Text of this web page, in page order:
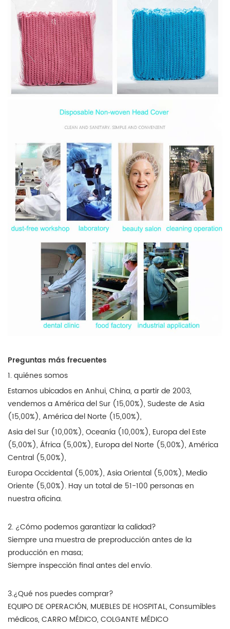
Preguntas más frecuentes
1. quiénes somos
Estamos ubicados en Anhui, China, a partir de 2003,
vendemos a América del Sur (15,00%), Sudeste de Asia
(15,00%), América del Norte (15,00%),
Asia del Sur (10,00%), Oceanía (10,00%), Europa del Este
(5,00%), África (5,00%), Europa del Norte (5,00%), América
Central (5,00%),
Europa Occidental (5,00%), Asia Oriental (5,00%), Medio
Oriente (5,00%). Hay un total de 51-100 personas en
nuestra oficina.
2. ¿Cómo podemos garantizar la calidad?
Siempre una muestra de preproducción antes de la
producción en masa;
Siempre inspección final antes del envío.
3.¿Qué nos puedes comprar?
EQUIPO DE OPERACIÓN, MUEBLES DE HOSPITAL, Consumibles
médicos, CARRO MÉDICO, COLGANTE MÉDICO